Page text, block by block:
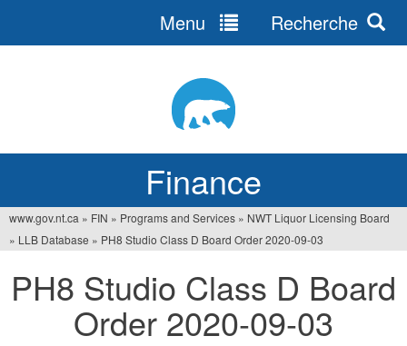
Finance
Menu Recherche
You
are
here
www.gov.nt.ca » FIN » Programs and Services » NWT Liquor Licensing Board
» LLB Database » PH8 Studio Class D Board Order 2020-09-03
PH8 Studio Class D Board
Order 2020-09-03